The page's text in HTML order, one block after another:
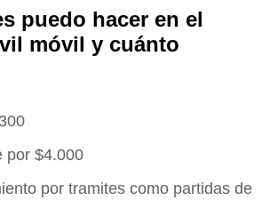
puedo hacer en el
móvil y cuánto
por $4.000
por tramites como partidas de